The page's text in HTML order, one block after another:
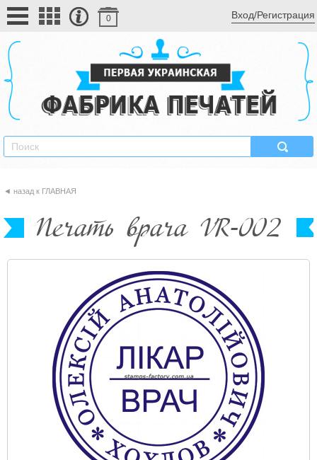
0 Вход/Регистрация
ГЛАВНАЯ
Печать врача VR-002